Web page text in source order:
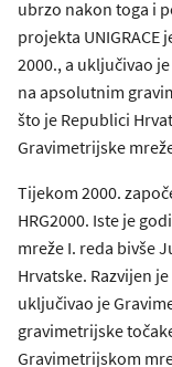
ubrzo nakon toga i
projekta
2000., a uključivao
na apsolutnim
što je Republici
Gravimetrijske
Tijekom 2000.
HRG2000. Iste je
mreže I. reda bivše
Hrvatske. Razvijen
uključivao je
gravimetrijske
Gravimetrijskom